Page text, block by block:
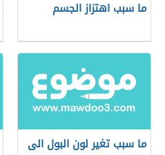
ما سبب اهتزاز الجسم
ما سبب تغير لون البول الى